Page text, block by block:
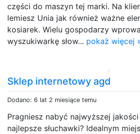
części do maszyn tej marki. Na
lemiesz Unia jak również ważne
kosiarek. Wielu gospodarzy
wyszukiwarkę słow... pokaż więcej
Sklep internetowy agd
Dodano: 6 lat 2 miesiące temu
Pragniesz nabyć najwyższej
najlepsze słuchawki? Idealnym